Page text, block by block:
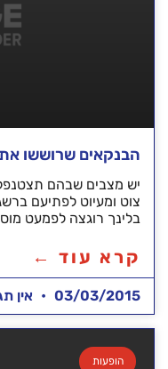
הבנקאים שרוששו
יש מצבים שבהם
צוט ומעיוט לפתיעם
בלינך רוגצה לפמעט
קרא עוד ←
03/03/2015 אין
הופעות